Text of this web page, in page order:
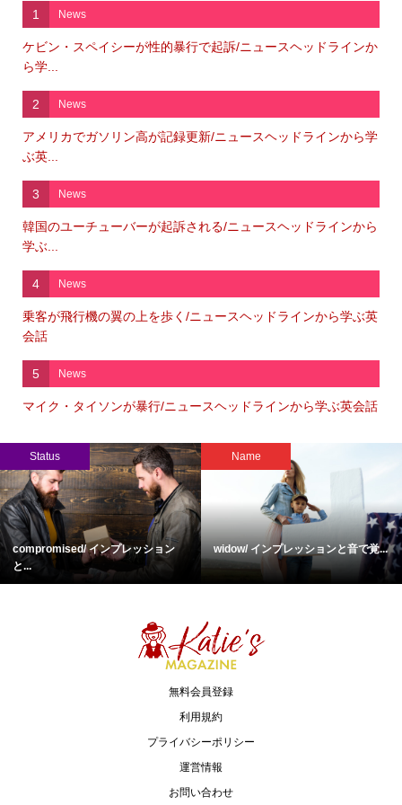
1 News
ケビン・スペイシーが性的暴行で起訴/ニュースヘッドラインか
ら学...
2 News
アメリカでガソリン高が記録更新/ニュースヘッドラインから学
ぶ英...
3 News
韓国のユーチューバーが起訴される/ニュースヘッドラインから
学ぶ...
4 News
乗客が飛行機の翼の上を歩く/ニュースヘッドラインから学ぶ英
会話
5 News
マイク・タイソンが暴行/ニュースヘッドラインから学ぶ英会話
Status
compromised/ インプレッション
と...
Name
widow/ インプレッションと音で覚...
無料会員登録
利用規約
プライバシーポリシー
運営情報
お問い合わせ